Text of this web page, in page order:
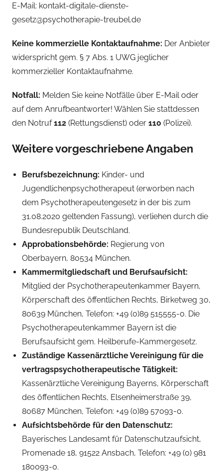
E-Mail: kontakt-digitale-dienste-
gesetz@psychotherapie-treubel.de
Keine kommerzielle Kontaktaufnahme: Der Anbieter
widerspricht gem. § 7 Abs. 1 UWG jeglicher
kommerzieller Kontaktaufnahme.
Notfall: Melden Sie keine Notfälle über E-Mail oder
auf dem Anrufbeantworter! Wählen Sie stattdessen
den Notruf112 (Rettungsdienst) oder 110 (Polizei).
Weitere vorgeschriebene Angaben
Berufsbezeichnung: Kinder- und
Jugendlichenpsychotherapeut (erworben nach
dem Psychotherapeutengesetz in der bis zum
31.08.2020 geltenden Fassung), verliehen durch die
Bundesrepublik Deutschland.
Approbationsbehörde: Regierung von
Oberbayern, 80534 München.
Kammermitgliedschaft und Berufsaufsicht:
Mitglied der Psychotherapeutenkammer Bayern,
Körperschaft des öffentlichen Rechts, Birketweg 30,
80639 München, Telefon: +49 (0)89 515555-0. Die
Psychotherapeutenkammer Bayern ist die
Berufsaufsicht gem. Heilberufe-Kammergesetz.
Zuständige Kassenärztliche Vereinigung für die
vertragspsychotherapeutische Tätigkeit:
Kassenärztliche Vereinigung Bayerns, Körperschaft
des öffentlichen Rechts, Elsenheimerstraße 39,
80687 München, Telefon: +49 (0)89 57093-0.
Aufsichtsbehörde für den Datenschutz:
Bayerisches Landesamt für Datenschutzaufsicht,
Promenade 18, 91522 Ansbach, Telefon: +49 (0) 981
180093-0.